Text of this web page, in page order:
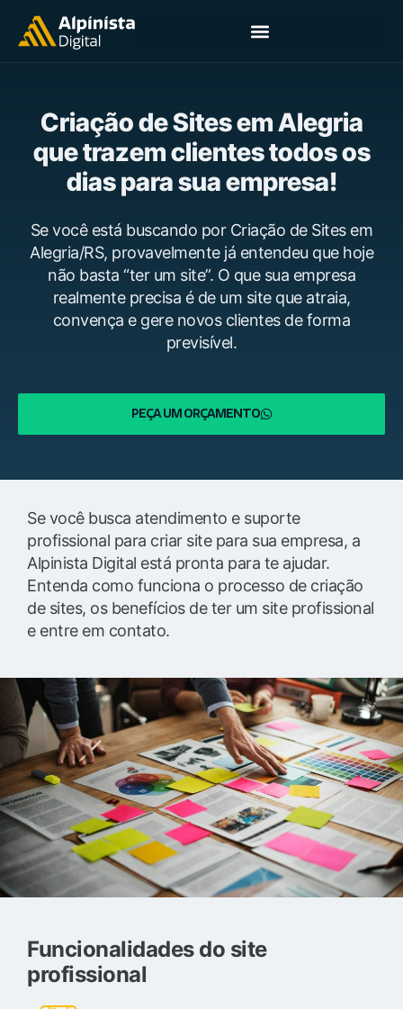
Criação de Sites em Alegria
que trazem clientes todos os
dias para sua empresa!
Se você está buscando por Criação de Sites em
Alegria/RS, provavelmente já entendeu que hoje
não basta “ter um site”. O que sua empresa
realmente precisa é de um site que atraia,
convença e gere novos clientes de forma
previsível.
PEÇA UM ORÇAMENTO
Se você busca atendimento e suporte
profissional para criar site para sua empresa, a
Alpinista Digital está pronta para te ajudar.
Entenda como funciona o processo de criação
de sites, os benefícios de ter um site profissional
e entre em contato.
Funcionalidades do site
profissional